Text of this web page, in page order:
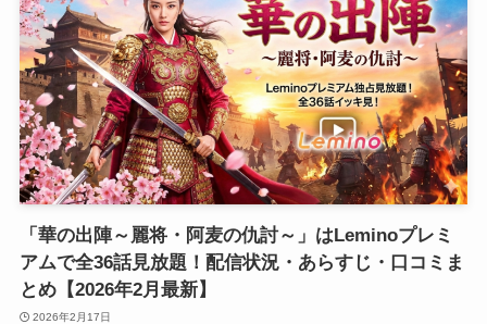
「華の出陣～麗将・阿麦の仇討～」はLeminoプレミ
アムで全36話見放題！配信状況・あらすじ・口コミま
とめ【2026年2月最新】
2026年2月17日